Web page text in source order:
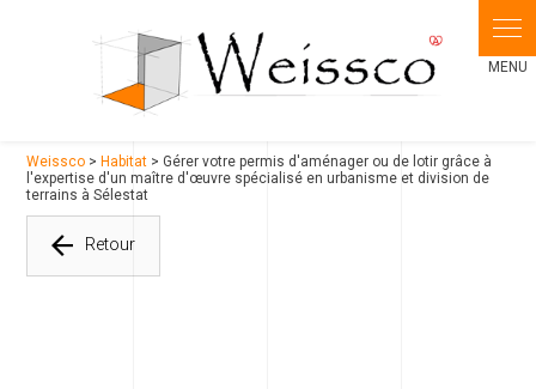
Weissco > Habitat > Gérer votre permis d'aménager ou de lotir grâce à
l'expertise d'un maître d'œuvre spécialisé en urbanisme et division de
terrains à Sélestat
Retour